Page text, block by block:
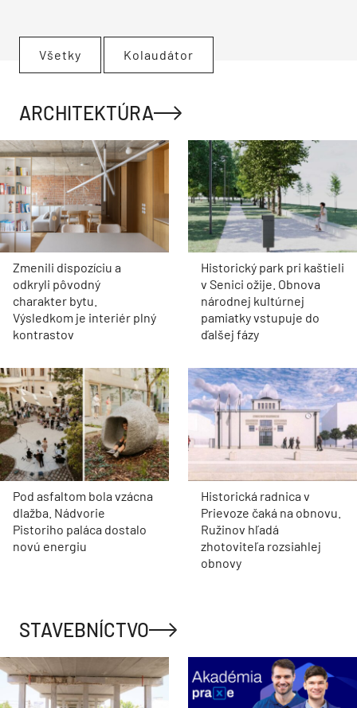
Všetky Kolaudátor
ARCHITEKTÚRA
Zmenili dispozíciu a
odkryli pôvodný
charakter bytu.
Výsledkom je interiér plný
kontrastov
Historický park pri kaštieli
v Senici ožije. Obnova
národnej kultúrnej
pamiatky vstupuje do
ďalšej fázy
Pod asfaltom bola vzácna
dlažba. Nádvorie
Pistoriho paláca dostalo
novú energiu
Historická radnica v
Prievoze čaká na obnovu.
Ružinov hľadá
zhotoviteľa rozsiahlej
obnovy
STAVEBNÍCTVO